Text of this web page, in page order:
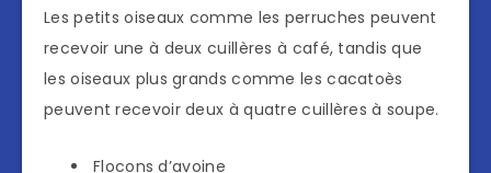
Les petits oiseaux comme les perruches peuvent
recevoir une à deux cuillères à café, tandis que
les oiseaux plus grands comme les cacatoès
peuvent recevoir deux à quatre cuillères à soupe.
Flocons d’avoine